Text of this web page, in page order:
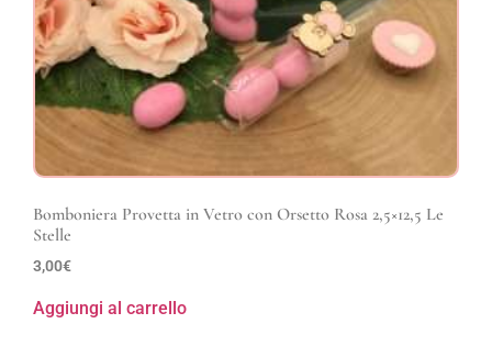
Bomboniera Provetta in Vetro con Orsetto Rosa 2,5×12,5 Le
Stelle
3,00€
Aggiungi al carrello